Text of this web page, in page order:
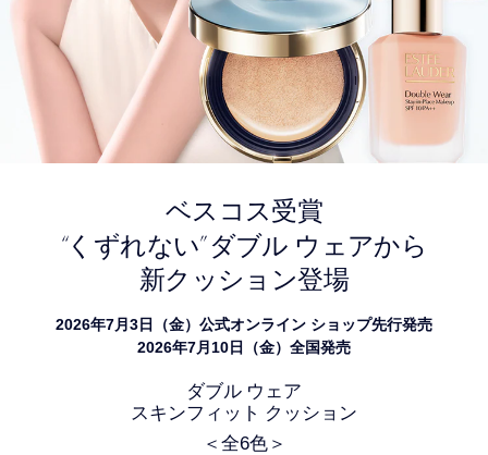
ベスコス受賞
“くずれない”ダブル ウェアから
新クッション登場
2026年7月3日（金）公式オンライン ショップ先行発売
2026年7月10日（金）全国発売
ダブル ウェア
スキンフィット クッション
＜全6色＞